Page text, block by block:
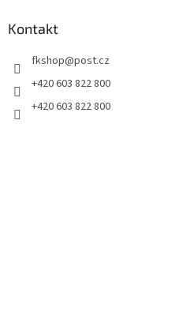
Kontakt
fkshop@post.cz
+420 603 822 800
+420 603 822 800